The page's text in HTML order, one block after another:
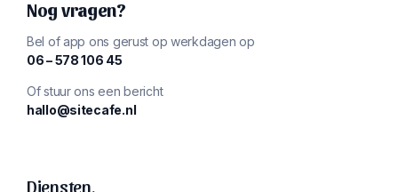
Nog vragen?
Bel of app ons gerust op werkdagen op
‪06 – 578 106 45‬
Of stuur ons een bericht
hallo@sitecafe.nl
Diensten.